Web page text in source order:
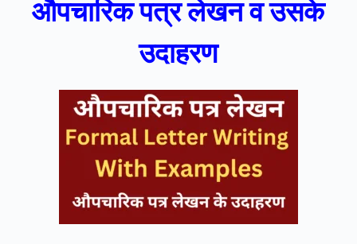
औपचारिक पत्र लेखन व उसके
उदाहरण